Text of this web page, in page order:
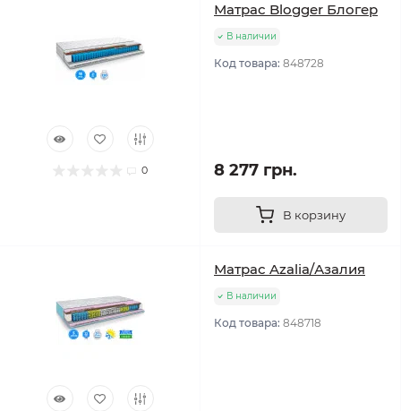
0
Матрас Blogger Блогер
В наличии
Код товара: 848728
8 277 грн.
В корзину
Матрас Azalia/Азалия
В наличии
Код товара: 848718